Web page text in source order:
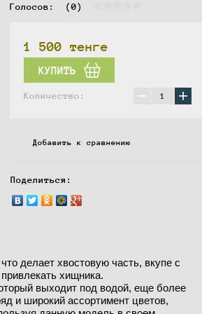
Голосов: (0)
1 500 тенге
КУПИТЬ
Количество: − +
Добавить к сравнению
Поделиться:
делает хвостовую часть, вкупе с
хищника.
выходит под водой, еще более
и широкий ассортимент цветов,